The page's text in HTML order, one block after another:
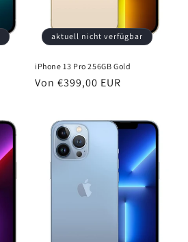
aktuell nicht verfügbar
iPhone 13 Pro 256GB Gold
Normaler
Von €399,00 EUR